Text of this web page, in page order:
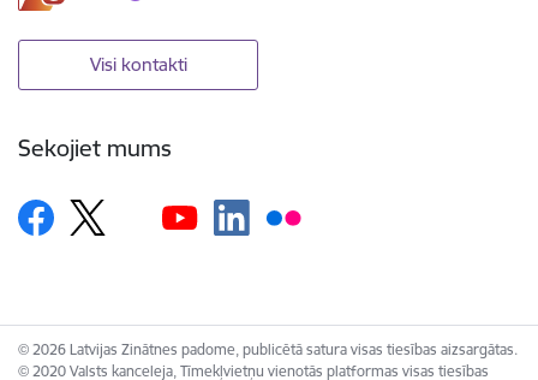
Visi kontakti
Sekojiet mums
© 2026 Latvijas Zinātnes padome, publicētā satura visas tiesības aizsargātas.
© 2020 Valsts kanceleja, Tīmekļvietņu vienotās platformas visas tiesības